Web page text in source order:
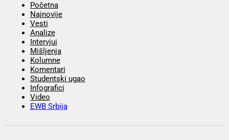
Početna
Najnovije
Vesti
Analize
Intervjui
Mišljenja
Kolumne
Komentari
Studentski ugao
Infografici
Video
EWB Srbija